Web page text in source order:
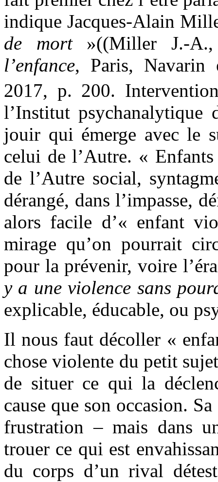
indique Jacques-Alain
de mort»((Miller J.-
l’enfance, Paris, Navarin
2017, p. 200.
l’Institut psychanalytique
jouir qui émerge avec le
celui de l’Autre. «
de l’Autre social,
dérangé, dans l’impasse,
alors facile d’« enfant
mirage qu’on pourrait
pour la prévenir, voire
y a une violence sans
explicable, éducable, ou
Il nous faut décoller «
chose violente du petit
de situer ce qui la
cause que son occasion.
frustration – mais dans
trouer ce qui est
du corps d’un rival